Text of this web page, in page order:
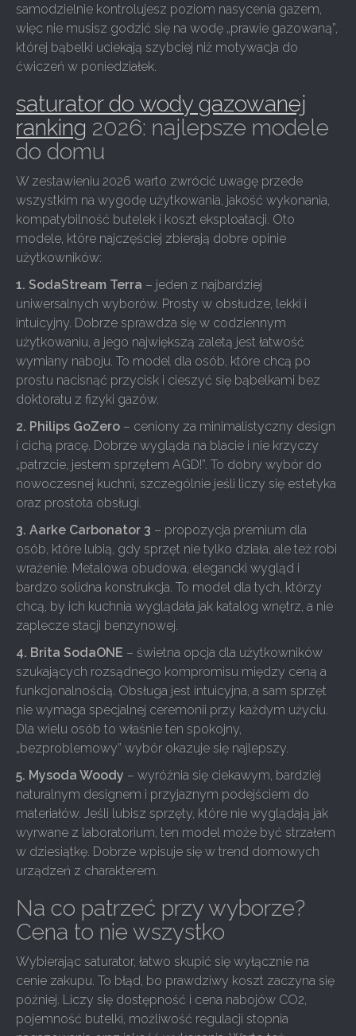
samodzielnie kontrolujesz poziom nasycenia gazem,
więc nie musisz godzić się na wodę „prawie gazowaną”,
której bąbelki uciekają szybciej niż motywacja do
ćwiczeń w poniedziałek.
saturator do wody gazowanej
ranking 2026: najlepsze modele
do domu
W zestawieniu 2026 warto zwrócić uwagę przede
wszystkim na wygodę użytkowania, jakość wykonania,
kompatybilność butelek i koszt eksploatacji. Oto
modele, które najczęściej zbierają dobre opinie
użytkowników:
1. SodaStream Terra – jeden z najbardziej
uniwersalnych wyborów. Prosty w obsłudze, lekki i
intuicyjny. Dobrze sprawdza się w codziennym
użytkowaniu, a jego największą zaletą jest łatwość
wymiany naboju. To model dla osób, które chcą po
prostu nacisnąć przycisk i cieszyć się bąbelkami bez
doktoratu z fizyki gazów.
2. Philips GoZero – ceniony za minimalistyczny design
i cichą pracę. Dobrze wygląda na blacie i nie krzyczy
„patrzcie, jestem sprzętem AGD!”. To dobry wybór do
nowoczesnej kuchni, szczególnie jeśli liczy się estetyka
oraz prostota obsługi.
3. Aarke Carbonator 3 – propozycja premium dla
osób, które lubią, gdy sprzęt nie tylko działa, ale też robi
wrażenie. Metalowa obudowa, elegancki wygląd i
bardzo solidna konstrukcja. To model dla tych, którzy
chcą, by ich kuchnia wyglądała jak katalog wnętrz, a nie
zaplecze stacji benzynowej.
4. Brita SodaONE – świetna opcja dla użytkowników
szukających rozsądnego kompromisu między ceną a
funkcjonalnością. Obsługa jest intuicyjna, a sam sprzęt
nie wymaga specjalnej ceremonii przy każdym użyciu.
Dla wielu osób to właśnie ten spokojny,
„bezproblemowy” wybór okazuje się najlepszy.
5. Mysoda Woody – wyróżnia się ciekawym, bardziej
naturalnym designem i przyjaznym podejściem do
materiałów. Jeśli lubisz sprzęty, które nie wyglądają jak
wyrwane z laboratorium, ten model może być strzałem
w dziesiątkę. Dobrze wpisuje się w trend domowych
urządzeń z charakterem.
Na co patrzeć przy wyborze?
Cena to nie wszystko
Wybierając saturator, łatwo skupić się wyłącznie na
cenie zakupu. To błąd, bo prawdziwy koszt zaczyna się
później. Liczy się dostępność i cena nabojów CO2,
pojemność butelki, możliwość regulacji stopnia